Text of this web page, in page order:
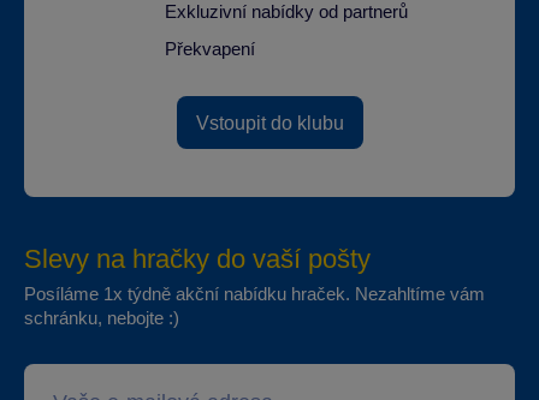
Exkluzivní nabídky od partnerů
Překvapení
Vstoupit do klubu
Slevy na hračky do vaší pošty
Posíláme 1x týdně akční nabídku hraček. Nezahltíme vám
schránku, nebojte :)